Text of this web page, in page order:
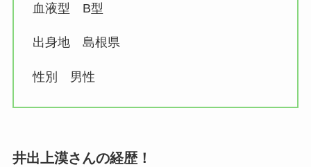
血液型 B型
出身地 島根県
性別 男性
井出上漠さんの経歴！